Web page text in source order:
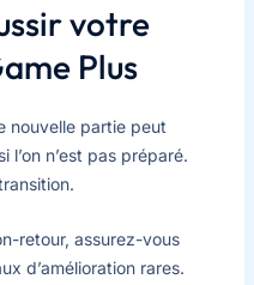
votre
Plus
nouvelle partie peut
l’on n’est pas préparé.
retour, assurez-vous
d’amélioration rares.